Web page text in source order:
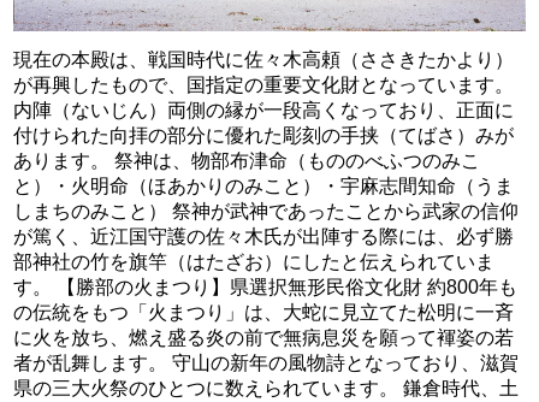
現在の本殿は、戦国時代に佐々木高頼（ささきたかより）
が再興したもので、国指定の重要文化財となっています。
内陣（ないじん）両側の縁が一段高くなっており、正面に
付けられた向拝の部分に優れた彫刻の手挟（てばさ）みが
あります。 祭神は、物部布津命（もののべふつのみこ
と）・火明命（ほあかりのみこと）・宇麻志間知命（うま
しまちのみこと） 祭神が武神であったことから武家の信仰
が篤く、近江国守護の佐々木氏が出陣する際には、必ず勝
部神社の竹を旗竿（はたざお）にしたと伝えられていま
す。 【勝部の火まつり】県選択無形民俗文化財 約800年も
の伝統をもつ「火まつり」は、大蛇に見立てた松明に一斉
に火を放ち、燃え盛る炎の前で無病息災を願って褌姿の若
者が乱舞します。 守山の新年の風物詩となっており、滋賀
県の三大火祭のひとつに数えられています。 鎌倉時代、土